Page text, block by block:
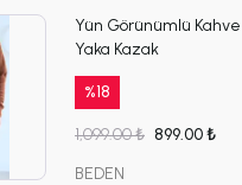
Yün Görünümlü
Yaka Kazak
%18
1,099.00 ₺ 899.00 ₺
BEDEN